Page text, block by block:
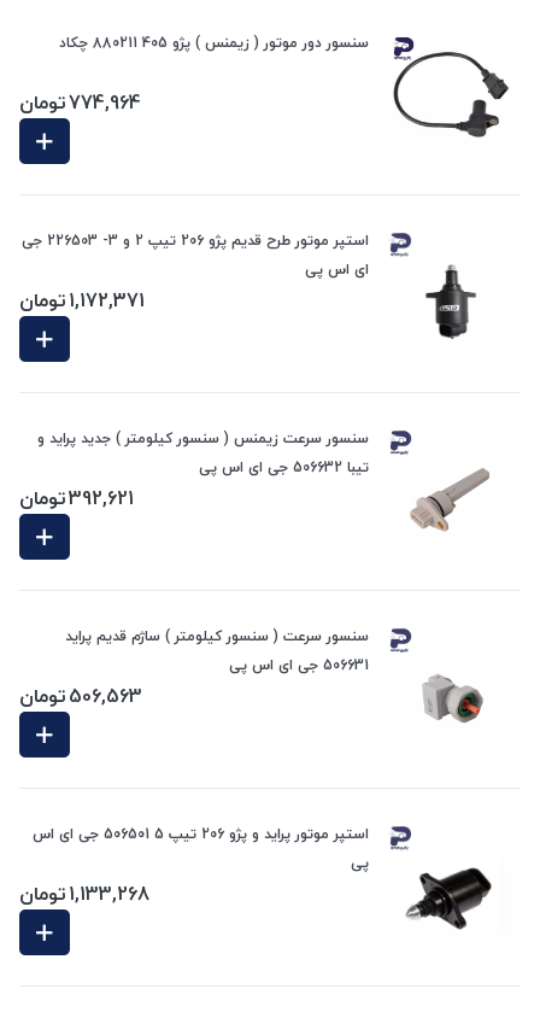
سنسور دور موتور ( زیمنس ) پژو 405 880211 چکاد
774,964تومان
استپر موتور طرح قدیم پژو 206 تیپ 2 و 3- 226503 جی
ای اس پی
1,172,371تومان
سنسور سرعت زیمنس ( سنسور کیلومتر ) جدید پراید و
تیبا 506632 جی ای اس پی
392,621تومان
سنسور سرعت ( سنسور کیلومتر ) ساژم قدیم پراید
506631 جی ای اس پی
506,563تومان
استپر موتور پراید و پژو 206 تیپ 5 506501 جی ای اس
پی
1,133,268تومان